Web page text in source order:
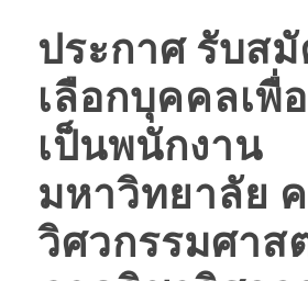
ประกาศ รับส
เลือกบุคคลเพื่
เป็นพนักงาน
มหาวิทยาลัย
วิศวกรรมศาส